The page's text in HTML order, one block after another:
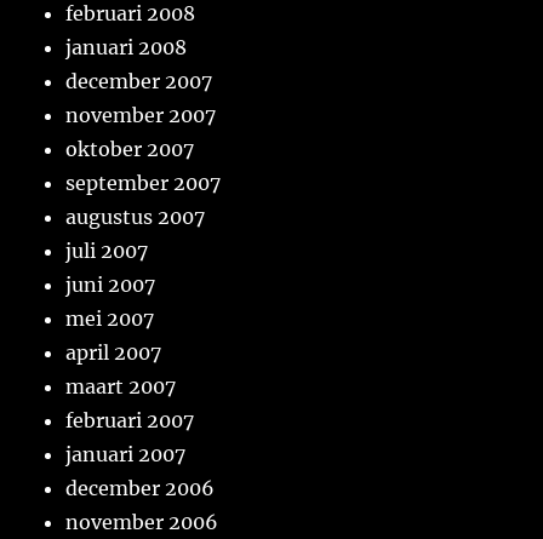
februari 2008
januari 2008
december 2007
november 2007
oktober 2007
september 2007
augustus 2007
juli 2007
juni 2007
mei 2007
april 2007
maart 2007
februari 2007
januari 2007
december 2006
november 2006